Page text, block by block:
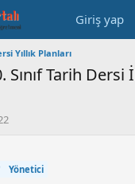
Giriş yap
Yıllık Planları
Tarih Dersi
Yönetici